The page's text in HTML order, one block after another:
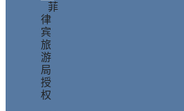
菲
律
宾
旅
游
局
授
权